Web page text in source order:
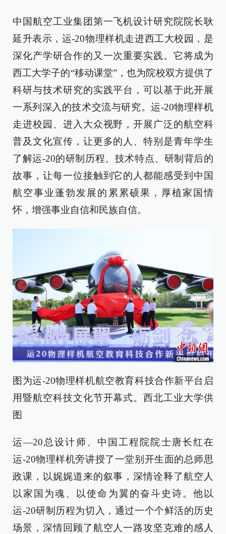
中国航空工业集团第一飞机设计研究院院长耿
延升表示，运-20物理样机走进西工大校园，是
深化产学研合作的又一次重要实践。它将成为
西工大学子的“移动课堂”，也为院校双方提供了
科研与技术研究的实践平台，可以基于此开展
一系列深入的技术交流与研究。运-20物理样机
走进校园、进入大众视野，开展广泛的航空科
普及文化宣传，让更多的人、特别是青年学生
了解运-20的研制历程、技术特点、研制背后的
故事，让每一位接触到它的人都能感受到中国
航空事业蓬勃发展的累累硕果，厚植家国情
怀，增强事业自信和民族自信。
图为运-20物理样机航空教育科技合作新平台启
用暨航空科技文化节开幕式。西北工业大学供
图
运—20总设计师、中国工程院院士唐长红在
运-20物理样机旁讲授了一堂别开生面的总师思
政课，以娓娓道来的叙事，深情诠释了航空人
以家国为魂、以使命为翼的奋斗史诗。他以
运-20研制历程为切入，通过一个个鲜活的历史
场景，深情回顾了航空人一路攻坚克难的感人